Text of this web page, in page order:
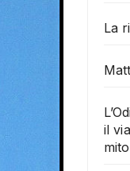
La
il
mito